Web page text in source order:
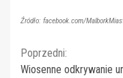
Źródło: facebook.com/
Continue
Poprzedni:
Wiosenne odkrywanie